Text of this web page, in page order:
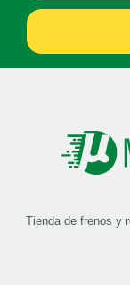
Tienda de frenos y